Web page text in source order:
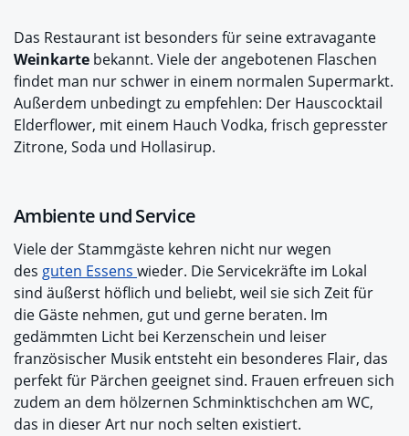
Das Restaurant ist besonders für seine extravagante
Weinkarte bekannt. Viele der angebotenen Flaschen
findet man nur schwer in einem normalen Supermarkt.
Außerdem unbedingt zu empfehlen: Der Hauscocktail
Elderflower, mit einem Hauch Vodka, frisch gepresster
Zitrone, Soda und Hollasirup.
Ambiente und Service
Viele der Stammgäste kehren nicht nur wegen
des guten Essens wieder. Die Servicekräfte im Lokal
sind äußerst höflich und beliebt, weil sie sich Zeit für
die Gäste nehmen, gut und gerne beraten. Im
gedämmten Licht bei Kerzenschein und leiser
französischer Musik entsteht ein besonderes Flair, das
perfekt für Pärchen geeignet sind. Frauen erfreuen sich
zudem an dem hölzernen Schminktischchen am WC,
das in dieser Art nur noch selten existiert.